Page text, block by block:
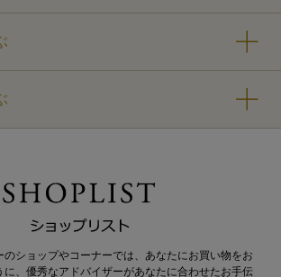
のショップやコーナーでは、あなたにお買い物をお
に、優秀なアドバイザーがあなたに合わせたお手伝